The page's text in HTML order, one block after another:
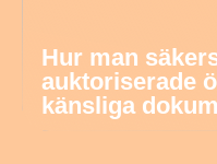
Hur man
auktoriserade
känsliga